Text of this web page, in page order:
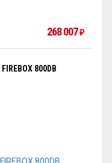
268 007₽
800DB